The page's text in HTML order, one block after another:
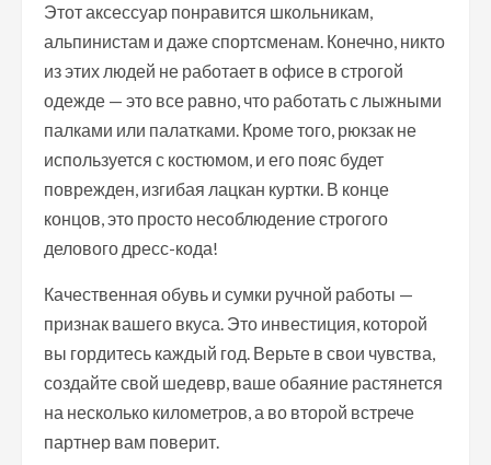
Этот аксессуар понравится школьникам,
альпинистам и даже спортсменам. Конечно, никто
из этих людей не работает в офисе в строгой
одежде — это все равно, что работать с лыжными
палками или палатками. Кроме того, рюкзак не
используется с костюмом, и его пояс будет
поврежден, изгибая лацкан куртки. В конце
концов, это просто несоблюдение строгого
делового дресс-кода!
Качественная обувь и сумки ручной работы —
признак вашего вкуса. Это инвестиция, которой
вы гордитесь каждый год. Верьте в свои чувства,
создайте свой шедевр, ваше обаяние растянется
на несколько километров, а во второй встрече
партнер вам поверит.